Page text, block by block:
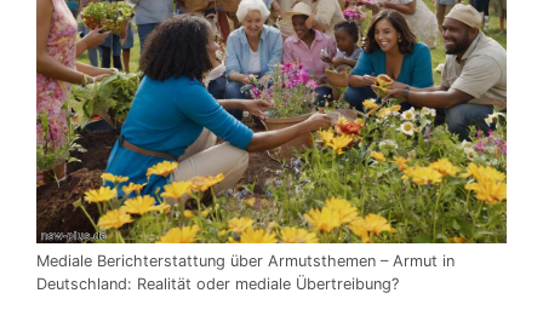
Mediale Berichterstattung über Armutsthemen – Armut in
Deutschland: Realität oder mediale Übertreibung?